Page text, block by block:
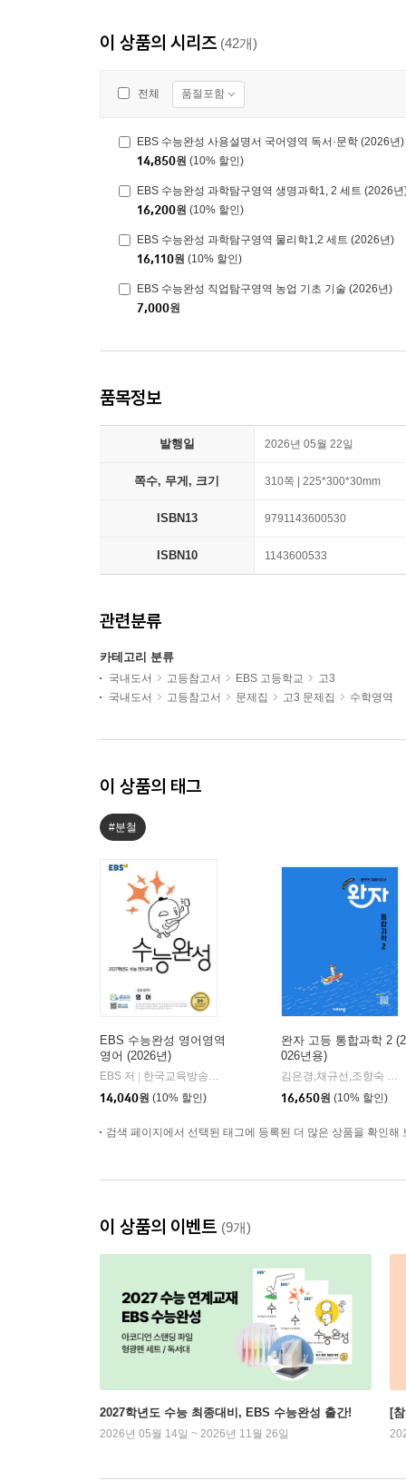
이 상품의 시리즈 (42개)
전체 품절포함
EBS 수능완성 사용설명서 국어영역 독서·문학 (2026년)
14,850원 (10% 할인)
EBS 수능완성 과학탐구영역 생명과학1, 2 세트 (2026년
16,200원 (10% 할인)
EBS 수능완성 과학탐구영역 물리학1,2 세트 (2026년)
16,110원 (10% 할인)
EBS 수능완성 직업탐구영역 농업 기초 기술 (2026년)
7,000원
품목정보
발행일 2026년 05월 22일
쪽수, 무게, 크기 310쪽 | 225*300*30mm
ISBN13 9791143600530
ISBN10 1143600533
관련분류
카테고리 분류
국내도서 고등참고서 EBS 고등학교
고3
국내도서
고등참고서 문제집 고3 문제집 수학영역
이 상품의 태그
#분철
EBS 수능완성 영어영역
영어 (2026년)
EBS 저
한국교육방송공사
14,040원 (10% 할인)
완자 고등 통합과학 2 (2
026년용)
김은경,채규선,조향숙 등저
16,650원 (10% 할인)
검색 페이지에서 선택된 태그에 등록된 더 많은 상품을 확인해
이 상품의 이벤트 (9개)
2027학년도 수능 최종대비, EBS 수능완성 출간!
2026년 05월 14일 ~ 2026년 11월 26일
[